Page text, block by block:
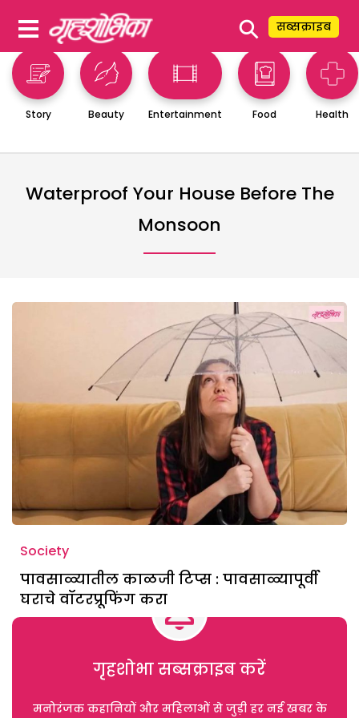
⚲ सब्सक्राइब
Story Beauty Entertainment Food Health
Waterproof Your House Before The
Monsoon
Society
पावसाळ्यातील काळजी टिप्स : पावसाळ्यापूर्वी
घराचे वॉटरप्रूफिंग करा
गृहशोभा सब्सक्राइब करें
मनोरंजक कहानियों और महिलाओं से जुड़ी हर नई खबर के